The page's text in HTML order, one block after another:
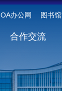
OA办公网 图书馆
合作交流